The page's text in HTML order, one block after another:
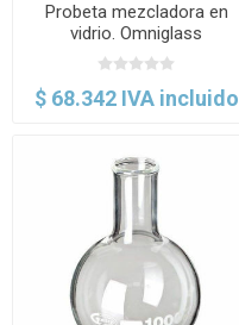
Probeta mezcladora en
vidrio. Omniglass
$ 68.342 IVA incluido